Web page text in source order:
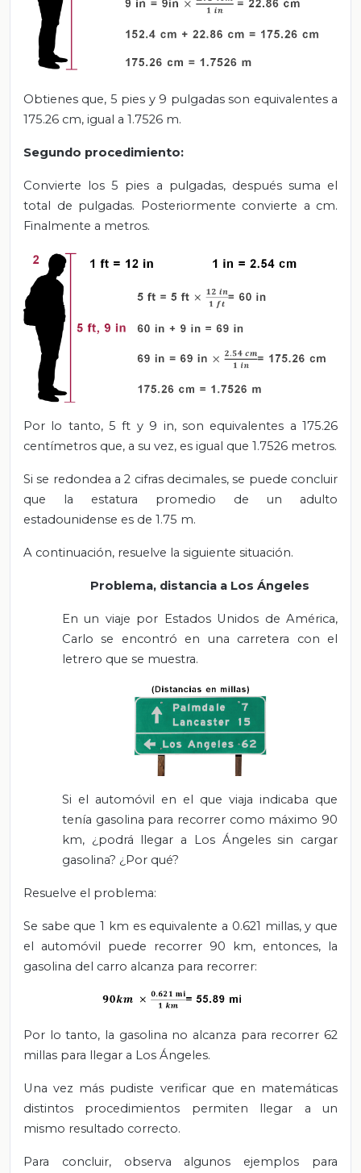
Obtienes que, 5 pies y 9 pulgadas son equivalentes a
175.26 cm, igual a 1.7526 m.
Segundo procedimiento:
Convierte los 5 pies a pulgadas, después suma el
total de pulgadas. Posteriormente convierte a cm.
Finalmente a metros.
Por lo tanto, 5 ft y 9 in, son equivalentes a 175.26
centímetros que, a su vez, es igual que 1.7526 metros.
Si se redondea a 2 cifras decimales, se puede concluir
que la estatura promedio de un adulto
estadounidense es de 1.75 m.
A continuación, resuelve la siguiente situación.
Problema, distancia a Los Ángeles
En un viaje por Estados Unidos de América,
Carlo se encontró en una carretera con el
letrero que se muestra.
Si el automóvil en el que viaja indicaba que
tenía gasolina para recorrer como máximo 90
km, ¿podrá llegar a Los Ángeles sin cargar
gasolina? ¿Por qué?
Resuelve el problema:
Se sabe que 1 km es equivalente a 0.621 millas, y que
el automóvil puede recorrer 90 km, entonces, la
gasolina del carro alcanza para recorrer:
Por lo tanto, la gasolina no alcanza para recorrer 62
millas para llegar a Los Ángeles.
Una vez más pudiste verificar que en matemáticas
distintos procedimientos permiten llegar a un
mismo resultado correcto.
Para concluir, observa algunos ejemplos para